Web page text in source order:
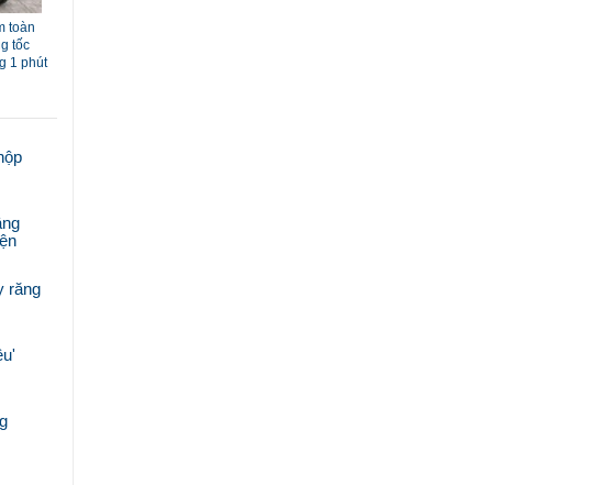
toàn
tốc
1 phút
răng